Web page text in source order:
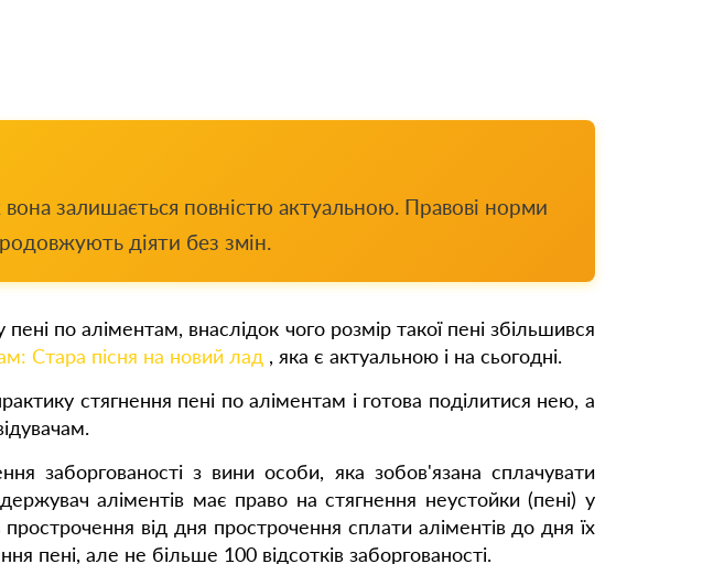
залишається повністю актуальною. Правові норми
діяти без змін.
по аліментам, внаслідок чого розмір такої пені збільшився
Стара пісня на новий лад , яка є актуальною і на сьогодні.
стягнення пені по аліментам і готова поділитися нею, а
заборгованості з вини особи, яка зобов'язана сплачувати
аліментів має право на стягнення неустойки (пені) у
від дня прострочення сплати аліментів до дня їх
пені, але не більше 100 відсотків заборгованості.